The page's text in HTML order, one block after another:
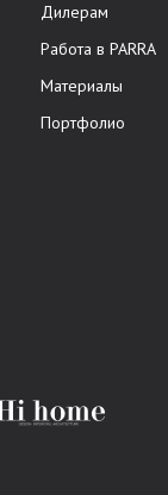
Дилерам
Работа в PARRA
Материалы
Портфолио